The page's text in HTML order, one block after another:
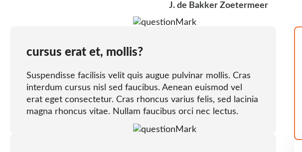
J. de Bakker Zoetermeer
cursus erat et, mollis?
Suspendisse facilisis velit quis augue pulvinar mollis. Cras
interdum cursus nisl sed faucibus. Aenean euismod vel
erat eget consectetur. Cras rhoncus varius felis, sed lacinia
magna rhoncus vitae. Nullam faucibus orci nec lectus.